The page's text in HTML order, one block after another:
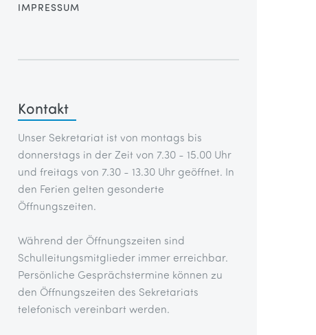
IMPRESSUM
Kontakt
Unser Sekretariat ist von montags bis
donnerstags in der Zeit von 7.30 - 15.00 Uhr
und freitags von 7.30 - 13.30 Uhr geöffnet. In
den Ferien gelten gesonderte
Öffnungszeiten.
Während der Öffnungszeiten sind
Schulleitungsmitglieder immer erreichbar.
Persönliche Gesprächstermine können zu
den Öffnungszeiten des Sekretariats
telefonisch vereinbart werden.